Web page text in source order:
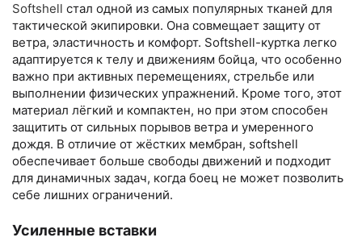
Softshell стал одной из самых популярных тканей для
тактической экипировки. Она совмещает защиту от
ветра, эластичность и комфорт. Softshell-куртка легко
адаптируется к телу и движениям бойца, что особенно
важно при активных перемещениях, стрельбе или
выполнении физических упражнений. Кроме того, этот
материал лёгкий и компактен, но при этом способен
защитить от сильных порывов ветра и умеренного
дождя. В отличие от жёстких мембран, softshell
обеспечивает больше свободы движений и подходит
для динамичных задач, когда боец не может позволить
себе лишних ограничений.
Усиленные вставки